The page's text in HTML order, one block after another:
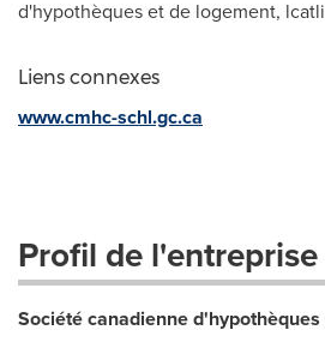
d'hypothèques et de logement,
Liens connexes
www.cmhc-schl.gc.ca
Profil de l'entreprise
Société canadienne